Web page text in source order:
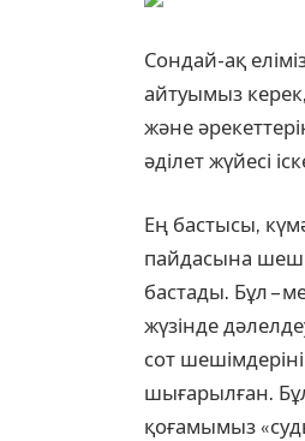
Сондай-ақ
айтуымыз
және
әділет жүйесі
Ең бастысы,
пайдасына
бастады. Бұл –
жүзінде
сот
шығарылған.
қоғамымыз